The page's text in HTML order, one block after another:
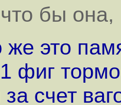
бы она,
же это
фиг
счет